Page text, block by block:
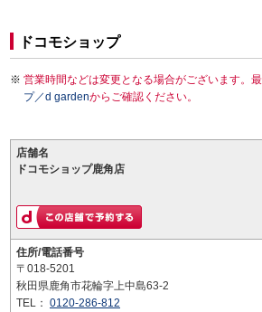
ドコモショップ
営業時間などは変更となる場合がございます。
プ／d gardenからご確認ください。
店舗名
ドコモショップ鹿角店
住所/電話番号
〒018-5201
秋田県鹿角市花輪字上中島63-2
TEL： 0120-286-812